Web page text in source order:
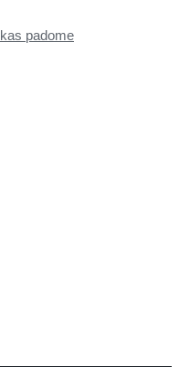
padome